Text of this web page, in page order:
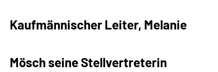
Über uns
Kaufmännischer Leiter, Melanie
Mösch seine Stellvertreterin